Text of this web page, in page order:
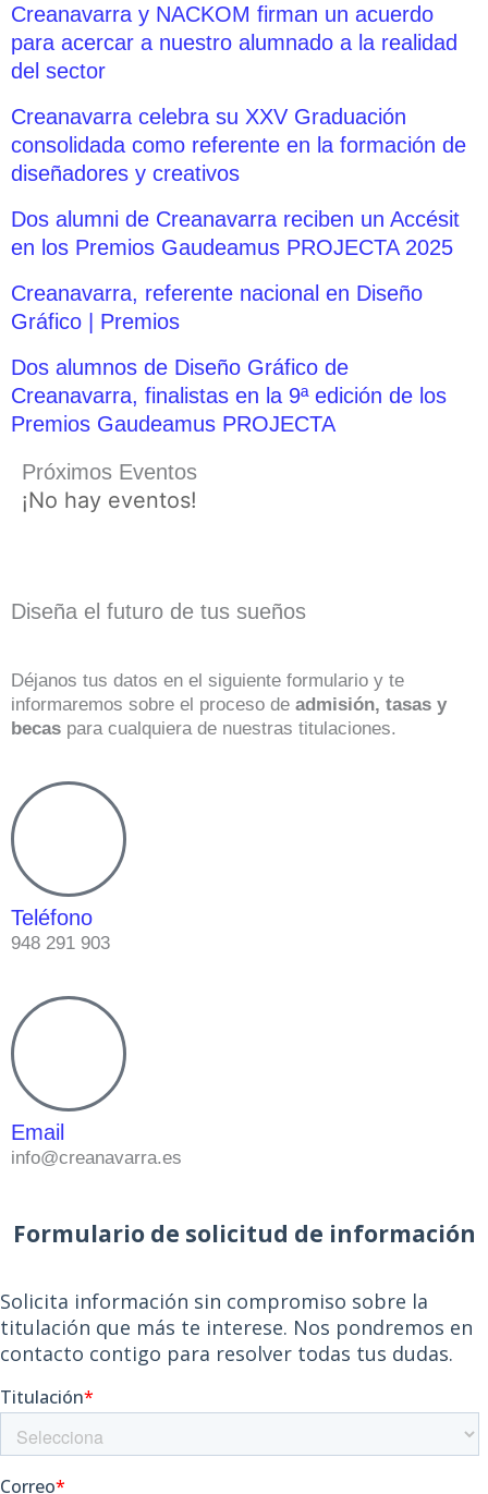
Creanavarra y NACKOM firman un acuerdo
para acercar a nuestro alumnado a la realidad
del sector
Creanavarra celebra su XXV Graduación
consolidada como referente en la formación de
diseñadores y creativos
Dos alumni de Creanavarra reciben un Accésit
en los Premios Gaudeamus PROJECTA 2025
Creanavarra, referente nacional en Diseño
Gráfico | Premios
Dos alumnos de Diseño Gráfico de
Creanavarra, finalistas en la 9ª edición de los
Premios Gaudeamus PROJECTA
Próximos Eventos
¡No hay eventos!
Diseña el futuro de tus sueños
Déjanos tus datos en el siguiente formulario y te
informaremos sobre el proceso de admisión, tasas y
becas para cualquiera de nuestras titulaciones.
Teléfono
948 291 903
Email
info@creanavarra.es